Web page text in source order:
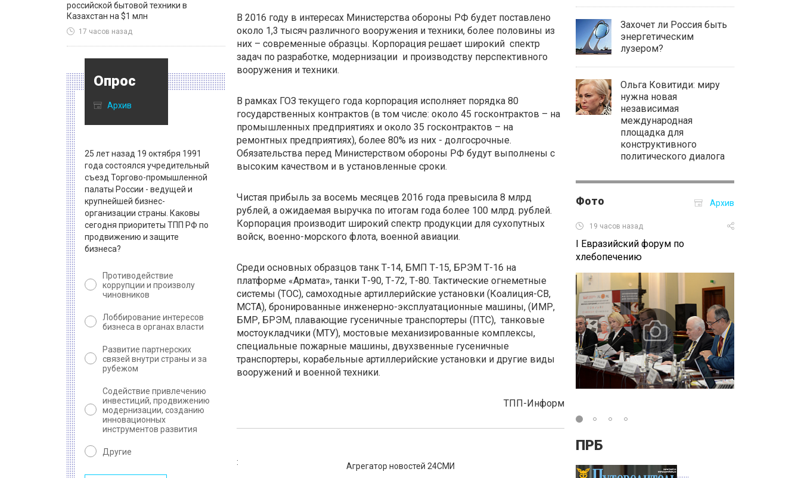
российской бытовой техники в
Казахстан на $1 млн
17 часов назад
Опрос
Архив
25 лет назад 19 октября 1991
года состоялся учредительный
съезд Торгово-промышленной
палаты России - ведущей и
крупнейшей бизнес-
организации страны. Каковы
сегодня приоритеты ТПП РФ по
продвижению и защите
бизнеса?
Противодействие
коррупции и произволу
чиновников
Лоббирование интересов
бизнеса в органах власти
Развитие партнерских
связей внутри страны и за
рубежом
Содействие привлечению
инвестиций, продвижению
модернизации, созданию
инновационных
инструментов развития
Другие
В 2016 году в интересах Министерства обороны РФ будет поставлено
около 1,3 тысяч различного вооружения и техники, более половины из
них – современные образцы. Корпорация решает широкий спектр
задач по разработке, модернизации и производству перспективного
вооружения и техники.
В рамках ГОЗ текущего года корпорация исполняет порядка 80
государственных контрактов (в том числе: около 45 госконтрактов – на
промышленных предприятиях и около 35 госконтрактов – на
ремонтных предприятиях), более 80% из них - долгосрочные.
Обязательства перед Министерством обороны РФ будут выполнены с
высоким качеством и в установленные сроки.
Чистая прибыль за восемь месяцев 2016 года превысила 8 млрд
рублей, а ожидаемая выручка по итогам года более 100 млрд. рублей.
Корпорация производит широкий спектр продукции для сухопутных
войск, военно-морского флота, военной авиации.
Среди основных образцов танк Т-14, БМП Т-15, БРЭМ Т-16 на
платформе «Армата», танки Т-90, Т-72, Т-80. Тактические огнеметные
системы (ТОС), самоходные артиллерийские установки (Коалиция-СВ,
МСТА), бронированные инженерно-эксплуатационные машины, (ИМР,
БМР, БРЭМ, плавающие гусеничные транспортеры (ПТС), танковые
мостоукладчики (МТУ), мостовые механизированные комплексы,
специальные пожарные машины, двухзвенные гусеничные
транспортеры, корабельные артиллерийские установки и другие виды
вооружений и военной техники.
ТПП-Информ
: Агрегатор новостей 24СМИ
Захочет ли Россия быть
энергетическим
лузером?
Ольга Ковитиди: миру
нужна новая
независимая
международная
площадка для
конструктивного
политического диалога
Фото Архив
19 часов назад
I Евразийский форум по
хлебопечению
ПРБ